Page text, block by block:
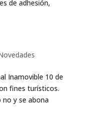
de adhesión,
Inamovible 10 de
fines turísticos.
no y se abona